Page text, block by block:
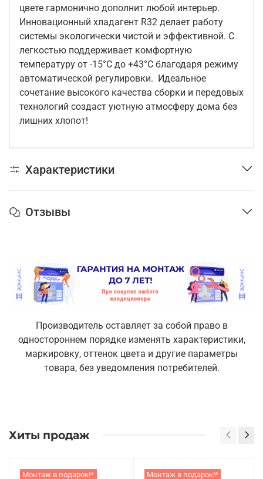
цвете гармонично дополнит любой интерьер.
Инновационный хладагент R32 делает работу
системы экологически чистой и эффективной. С
легкостью поддерживает комфортную
температуру от -15°C до +43°C благодаря режиму
автоматической регулировки. Идеальное
сочетание высокого качества сборки и передовых
технологий создаст уютную атмосферу дома без
лишних хлопот!
Характеристики
Отзывы
Производитель оставляет за собой право в
одностороннем порядке изменять характеристики,
маркировку, оттенок цвета и другие параметры
товара, без уведомления потребителей.
Хиты продаж
Монтаж в подарок!* Монтаж в подарок!*